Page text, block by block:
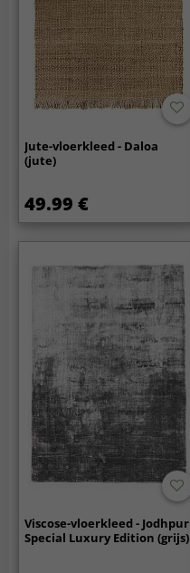
Jute-vloerkleed - Daloa
(jute)
49.99 €
Viscose-vloerkleed - Jodhpur
Special Luxury Edition (grijs)